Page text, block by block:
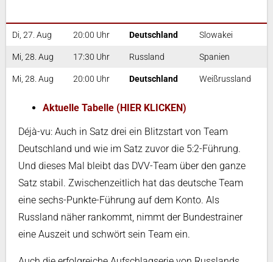
Di, 27. Aug 20:00 Uhr Deutschland Slowakei
Mi, 28. Aug 17:30 Uhr Russland Spanien
Mi, 28. Aug 20:00 Uhr Deutschland Weißrussland
Aktuelle Tabelle (HIER KLICKEN)
Déjà-vu: Auch in Satz drei ein Blitzstart von Team
Deutschland und wie im Satz zuvor die 5:2-Führung.
Und dieses Mal bleibt das DVV-Team über den ganze
Satz stabil. Zwischenzeitlich hat das deutsche Team
eine sechs-Punkte-Führung auf dem Konto. Als
Russland näher rankommt, nimmt der Bundestrainer
eine Auszeit und schwört sein Team ein.